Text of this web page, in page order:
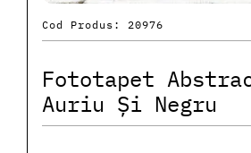
Cod Produs: 20976
Fototapet
Auriu Și Negru